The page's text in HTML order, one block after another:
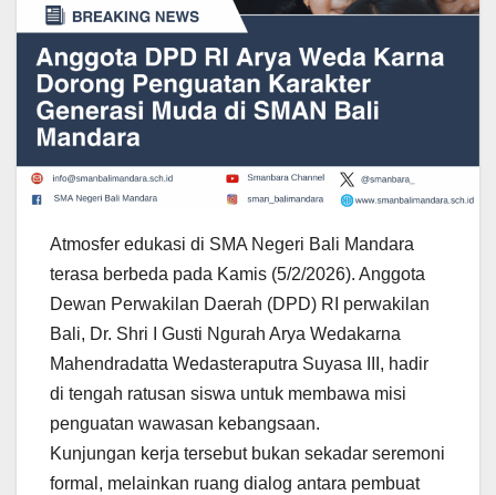
Atmosfer edukasi di SMA Negeri Bali Mandara
terasa berbeda pada Kamis (5/2/2026). Anggota
Dewan Perwakilan Daerah (DPD) RI perwakilan
Bali, Dr. Shri I Gusti Ngurah Arya Wedakarna
Mahendradatta Wedasteraputra Suyasa III, hadir
di tengah ratusan siswa untuk membawa misi
penguatan wawasan kebangsaan.
​Kunjungan kerja tersebut bukan sekadar seremoni
formal, melainkan ruang dialog antara pembuat